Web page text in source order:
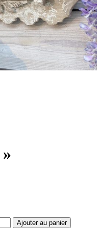
Ajouter au panier